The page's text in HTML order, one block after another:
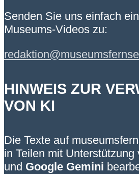
Senden Sie uns einfach
Museums-Videos zu:
HINWEIS ZUR
VON KI
Die Texte auf
in Teilen mit Unterstützung
und Google Gemini